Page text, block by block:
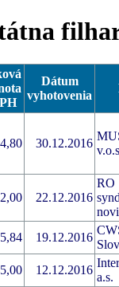
Dátum
vyhotovenia
30.12.2016
22.12.2016
RO
19.12.2016
12.12.2016
a.s.